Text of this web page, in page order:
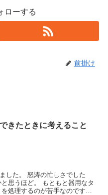
ローする
前掛け
きたときに考えること
した。 怒涛の忙しさでした
思うほど。 もともと器用なタ
処理するのが苦手なのです。